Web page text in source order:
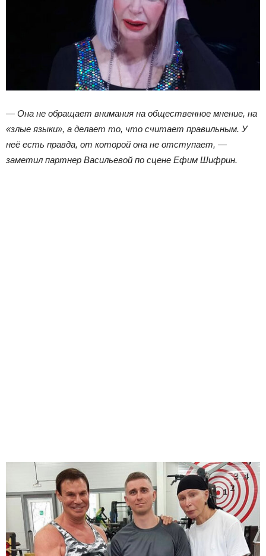
— Она не обращает внимания на общественное мнение, на
«злые языки», а делает то, что считает правильным. У
неё есть правда, от которой она не отступает, —
заметил партнер Васильевой по сцене Ефим Шифрин.